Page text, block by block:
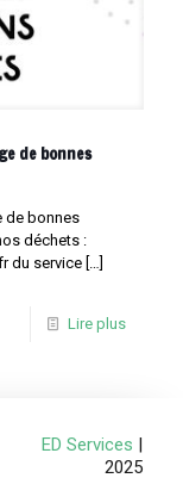
de bonnes
de bonnes
déchets :
du service […]
Lire plus
ED Services
2025